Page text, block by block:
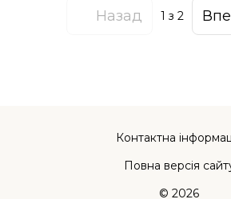
Назад 1 з 2
Контактна
Повна версія
© 2026